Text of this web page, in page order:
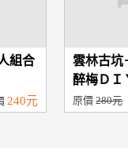
組合
240元
雲林古坑
醉梅ＤＩ
原價280元